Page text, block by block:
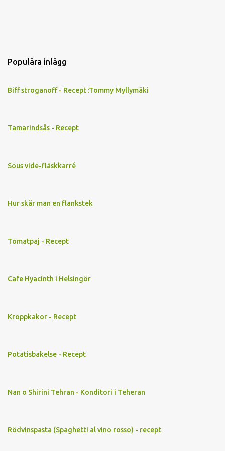
Populära inlägg
Biff stroganoff - Recept :Tommy Myllymäki
Tamarindsås - Recept
Sous vide-fläskkarré
Hur skär man en flankstek
Tomatpaj - Recept
Cafe Hyacinth i Helsingör
Kroppkakor - Recept
Potatisbakelse - Recept
Nan o Shirini Tehran - Konditori i Teheran
Rödvinspasta (Spaghetti al vino rosso) - recept